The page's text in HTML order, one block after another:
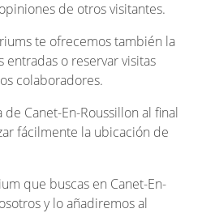
de otros visitantes.
te ofrecemos también la
o reservar visitas
colaboradores.
Canet-En-Roussillon al final
fácilmente la ubicación de
que buscas en Canet-En-
y lo añadiremos al